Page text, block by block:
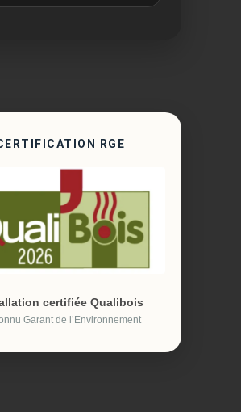
RGE
certifiée Qualibois
Garant de l’Environnement